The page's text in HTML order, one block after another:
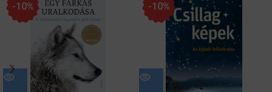
-10% -10%